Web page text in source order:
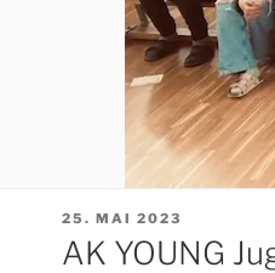
VERÖFFENTLICHT
AM
25. MAI 2023
AK YOUNG